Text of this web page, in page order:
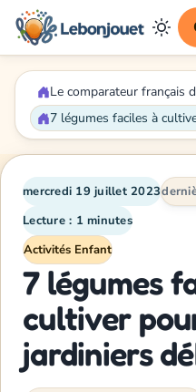
Le comparateur français
7 légumes faciles à
mercredi 19 juillet 2023
Lecture : 1 minutes
Activités Enfant
7 légumes
cultiver
jardiniers